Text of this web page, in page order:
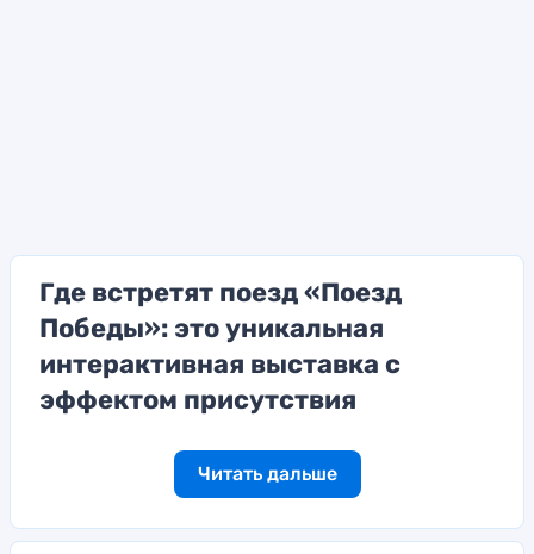
Где встретят поезд «Поезд
Победы»: это уникальная
интерактивная выставка с
эффектом присутствия
Читать дальше